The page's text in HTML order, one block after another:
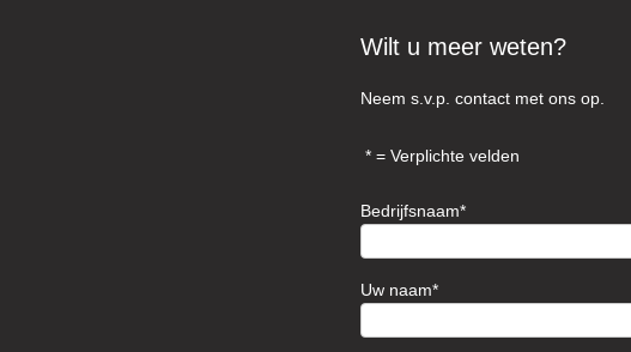
Wilt u meer weten?
Neem s.v.p. contact met ons op.
= Verplichte velden
Bedrijfsnaam
Uw naam